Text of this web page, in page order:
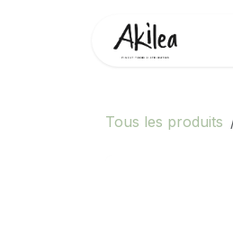
Tous les produits